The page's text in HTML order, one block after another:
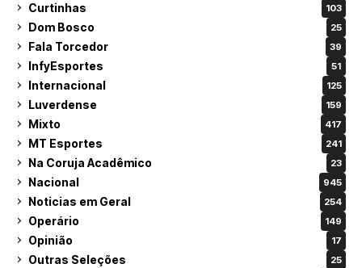
Curtinhas 103
Dom Bosco 25
Fala Torcedor 39
InfyEsportes 51
Internacional 125
Luverdense 159
Mixto 417
MT Esportes 241
Na Coruja Acadêmico 23
Nacional 945
Noticias em Geral 254
Operário 149
Opinião 17
Outras Seleções 25